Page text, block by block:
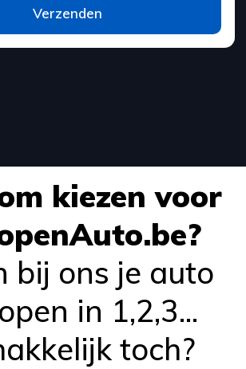
Verzenden
kiezen voor
bij ons je auto
in 1,2,3...
toch?